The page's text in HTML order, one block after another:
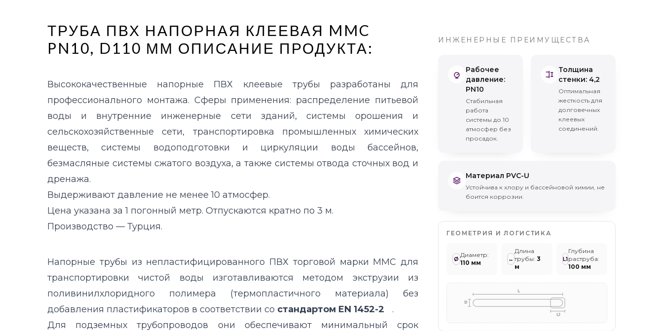
ТРУБА ПВХ НАПОРНАЯ КЛЕЕВАЯ MMC
PN10, D110 ММ ОПИСАНИЕ ПРОДУКТА:
Высококачественные напорные ПВХ клеевые трубы разработаны для
профессионального монтажа. Сферы применения: распределение питьевой
воды и внутренние инженерные сети зданий, системы орошения и
сельскохозяйственные сети, транспортировка промышленных химических
веществ, системы водоподготовки и циркуляции воды бассейнов,
безмасляные системы сжатого воздуха, а также системы отвода сточных вод и
дренажа.
Выдерживают давление не менее 10 атмосфер.
Цена указана за 1 погонный метр. Отпускаются кратно по 3 м.
Производство — Турция.
Напорные трубы из непластифицированного ПВХ торговой марки MMC для
транспортировки чистой воды изготавливаются методом экструзии из
поливинилхлоридного полимера (термопластичного материала) без
добавления пластификаторов в соответствии со стандартом EN 1452-2
.
Для подземных трубопроводов они обеспечивают минимальный срок
ИНЖЕНЕРНЫЕ ПРЕИМУЩЕСТВА
Рабочее
давление:
PN10
Стабильная
работа
системы до 10
атмосфер без
просадок.
Толщина
стенки: 4,2
Оптимальная
жесткость для
долговечных
клеевых
соединений.
Материал PVC-U
Устойчива к хлору и бассейновой химии, не
боится коррозии.
ГЕОМЕТРИЯ И ЛОГИСТИКА
Ø
Диаметр:
110 мм
↔
Длина
трубы:3
м
L1
Глубина
раструба:
100 мм
L
D
L1